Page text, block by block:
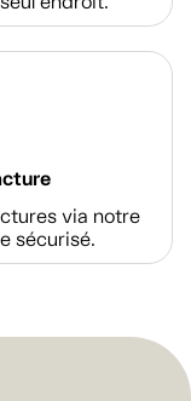
via notre
sécurisé.